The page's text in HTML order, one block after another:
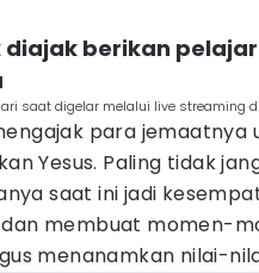
diajak berikan
saat digelar melalui live streaming
para
Yesus. Paling tidak
saat ini jadi
membuat momen-
menanamkan nilai-